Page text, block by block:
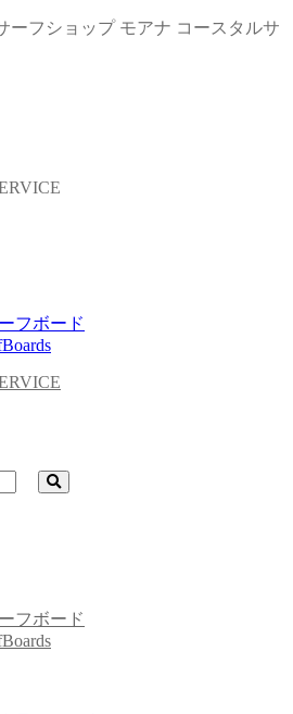
ーフショップ モアナ コースタルサ
フボード
フボード